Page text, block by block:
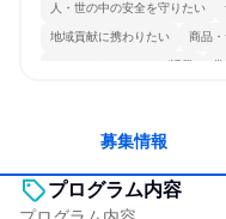
人・世の中の安全を守りたい
地域貢献に携わりたい 商品
コミュニケーションが活発
募集情報
プログラム内容